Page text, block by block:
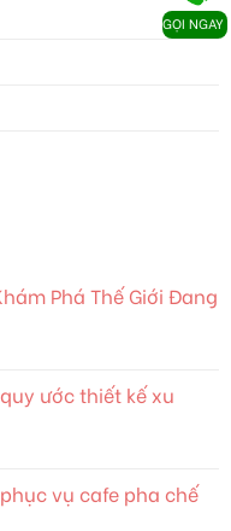
Phá Thế Giới Đang
ước thiết kế xu
vụ cafe pha chế
GỌI NGAY